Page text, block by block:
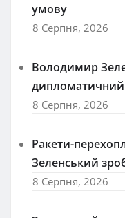
умову
8 Серпня, 2026
Володимир
дипломатичний
8 Серпня, 2026
Ракети-
Зеленський
8 Серпня, 2026